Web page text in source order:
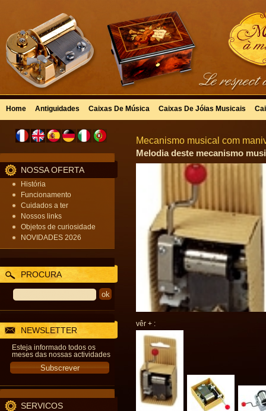
Home Antiguidades Caixas De Música Caixas De Jóias Musicais
NOSSA OFERTA
História
Funcionamento
Cuidados a ter
Nossos links
Objetos de curiosidade
NOVIDADES 2026
PROCURA
NEWSLETTER
Esteja informado todos os
meses das nossas actividades
SERVICOS
Mecanismo musical com
Melodia deste mecanismo
vêr + :